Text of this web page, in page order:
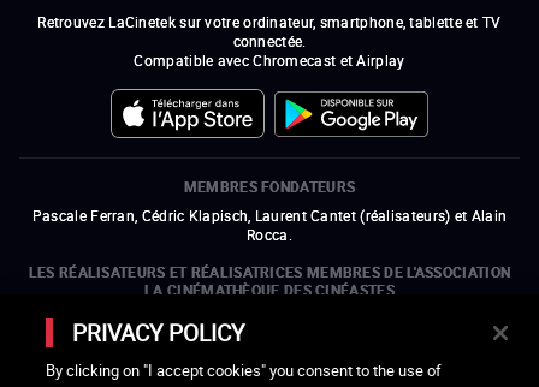
Retrouvez LaCinetek sur votre ordinateur, smartphone, tablette et TV
connectée.
Compatible avec Chromecast et Airplay
MEMBRES FONDATEURS
Pascale Ferran, Cédric Klapisch, Laurent Cantet (réalisateurs) et Alain
Rocca.
LES RÉALISATEURS ET RÉALISATRICES MEMBRES DE L'ASSOCIATION
LA CINÉMATHÈQUE DES CINÉASTES
Olivier Assayas, Bertrand Bonello, Michel Hazanavicius (représentant de
l'ARP), Rebecca Zlotowski et Mikael Buch (représentant de la SRF)
LES ORGANISMES MEMBRES DE L'ASSOCIATION LA CINÉMATHÈQUE
PRIVACY POLICY
By clicking on "I accept cookies" you consent to the use of